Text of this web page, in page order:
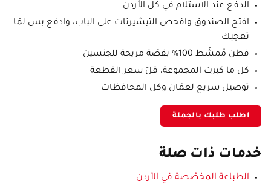
الدفع عند الاستلام في كل الأردن
افتح الصندوق وافحص التيشيرتات على الباب، وادفع بس لمّا
تعجبك
قطن مُمشّط 100% بقصّة مريحة للجنسين
كل ما كبرت المجموعة، قلّ سعر القطعة
توصيل سريع لعمّان وكل المحافظات
اطلب طلبك بالجملة
خدمات ذات صلة
الطباعة المخصّصة في الأردن